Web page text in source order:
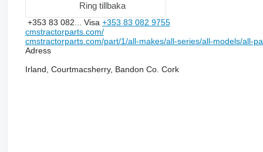
Ring tillbaka
+353 83 082... Visa +353 83 082 9755
cmstractorparts.com/
cmstractorparts.com/part/1/all-makes/all-series/all-models/all-
Adress
Irland, Courtmacsherry, Bandon Co. Cork